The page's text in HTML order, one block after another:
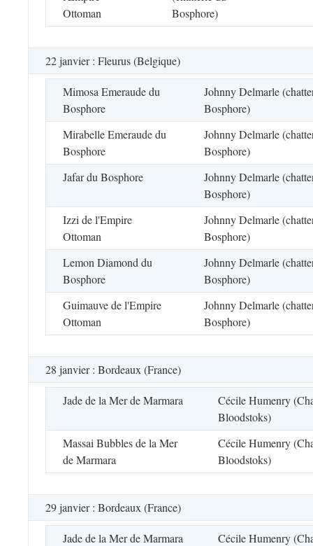
Ottoman
Bosphore)
22 janvier : Fleurus (Belgique)
Mimosa Emeraude du
Bosphore
Johnny Delmarle
Bosphore)
Mirabelle Emeraude du
Bosphore
Johnny Delmarle
Bosphore)
Jafar du Bosphore
Johnny Delmarle
Bosphore)
Izzi de l'Empire
Ottoman
Johnny Delmarle
Bosphore)
Lemon Diamond du
Bosphore
Johnny Delmarle
Bosphore)
Guimauve de l'Empire
Ottoman
Johnny Delmarle
Bosphore)
28 janvier : Bordeaux (France)
Jade de la Mer de Marmara
Cécile Humenry
Bloodstoks)
Massai Bubbles de la Mer
de Marmara
Cécile Humenry
Bloodstoks)
29 janvier : Bordeaux (France)
Jade de la Mer de Marmara
Cécile Humenry